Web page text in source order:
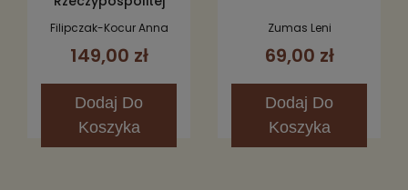
1587-1648
Filipczak-Kocur Anna
149,00 zł
Dodaj Do
Koszyka
Zumas Leni
69,00 zł
Dodaj Do
Koszyka